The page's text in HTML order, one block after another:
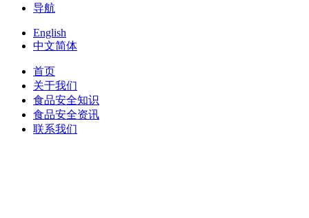
导航
English
中文简体
首页
关于我们
食品安全知识
食品安全资讯
联系我们